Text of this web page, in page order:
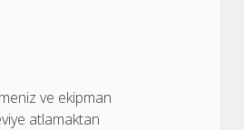
ve ekipman
atlamaktan